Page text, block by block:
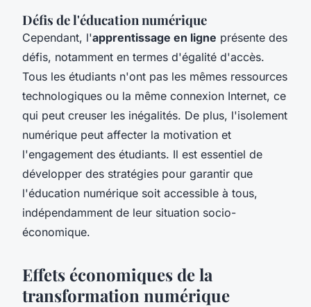
Défis de l'éducation numérique
Cependant, l'apprentissage en ligne présente des
défis, notamment en termes d'égalité d'accès.
Tous les étudiants n'ont pas les mêmes ressources
technologiques ou la même connexion Internet, ce
qui peut creuser les inégalités. De plus, l'isolement
numérique peut affecter la motivation et
l'engagement des étudiants. Il est essentiel de
développer des stratégies pour garantir que
l'éducation numérique soit accessible à tous,
indépendamment de leur situation socio-
économique.
Effets économiques de la
transformation numérique